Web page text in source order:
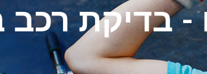
- בדיקת